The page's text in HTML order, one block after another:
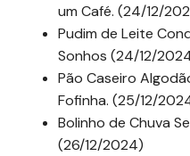
um Café. (24/12/
Pudim de Leite
Sonhos (24/12/
Pão Caseiro
Fofinha. (25/12/
Bolinho de Chuva
(26/12/2024)